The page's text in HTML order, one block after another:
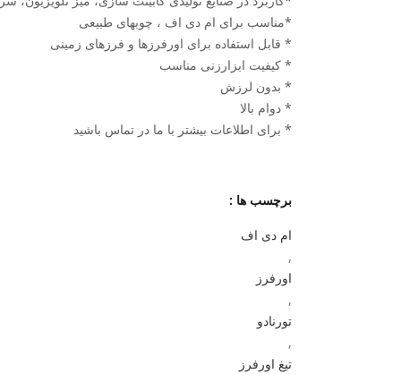
*مناسب برای ام دی اف ، چوبهای طبیعی
* قابل استفاده برای اورفرزها و فرزهای زمینی
* کیفیت ابزارزنی مناسب
* بدون لرزش
* دوام بالا
* برای اطلاعات بیشتر با ما در تماس باشید
برچسب ها :
ام دی اف
,
اورفرز
,
تورنادو
,
تیغ اورفرز